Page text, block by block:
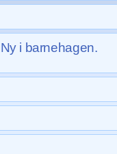
Ny i barnehagen.